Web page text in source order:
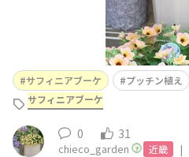
サフィニアブーケ
プッチン植え
サフィニアブーケ
0 31
chieco_garden 近畿 |